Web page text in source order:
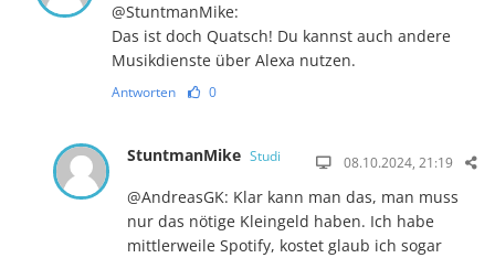
@StuntmanMike:
Das ist doch Quatsch! Du kannst auch andere
Musikdienste über Alexa nutzen.
Antworten 0
StuntmanMike Studi 08.10.2024, 21:19
@AndreasGK: Klar kann man das, man muss
nur das nötige Kleingeld haben. Ich habe
mittlerweile Spotify, kostet glaub ich sogar